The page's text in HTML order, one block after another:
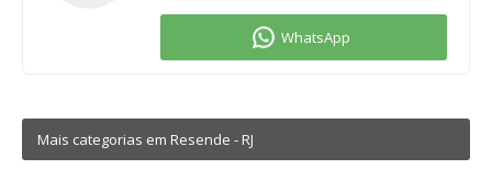
Mais categorias em Resende - RJ